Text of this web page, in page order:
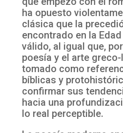
ha opuesto
clásica que la
encontrado en la
válido, al igual que,
poesía y el arte
tomado como
bíblicas y
confirmar sus
hacia una
lo real perceptible.